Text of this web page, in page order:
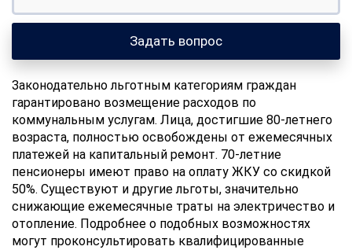
Задать вопрос
Законодательно льготным категориям граждан
гарантировано возмещение расходов по
коммунальным услугам. Лица, достигшие 80-летнего
возраста, полностью освобождены от ежемесячных
платежей на капитальный ремонт. 70-летние
пенсионеры имеют право на оплату ЖКУ со скидкой
50%. Существуют и другие льготы, значительно
снижающие ежемесячные траты на электричество и
отопление. Подробнее о подобных возможностях
могут проконсультировать квалифицированные